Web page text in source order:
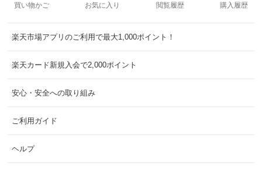
買い物かご お気に入り 閲覧履歴 購入履歴
楽天市場アプリのご利用で最大1,000ポイント！
楽天カード新規入会で2,000ポイント
安心・安全への取り組み
ご利用ガイド
ヘルプ